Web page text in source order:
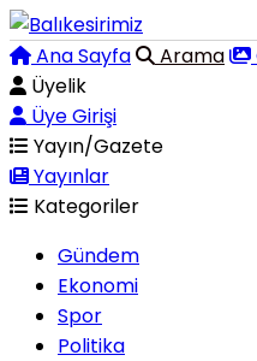
Ana Sayfa Arama
Üyelik
Üye Girişi
Yayın/Gazete
Yayınlar
Kategoriler
Gündem
Ekonomi
Spor
Politika